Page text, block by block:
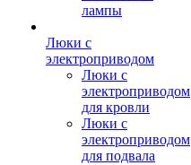
лампы
Люки с
электроприводом
Люки с
электроприводом
для кровли
Люки с
электроприводом
для подвала